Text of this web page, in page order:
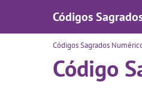
Códigos
Códigos Sagrados
Código